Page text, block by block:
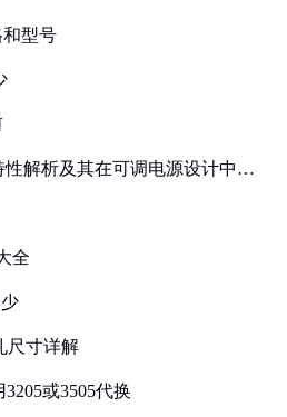
型号
性解析及其在可调电源设计中的
全
尺寸详解
或3505代换